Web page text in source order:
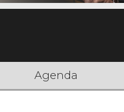
Agenda